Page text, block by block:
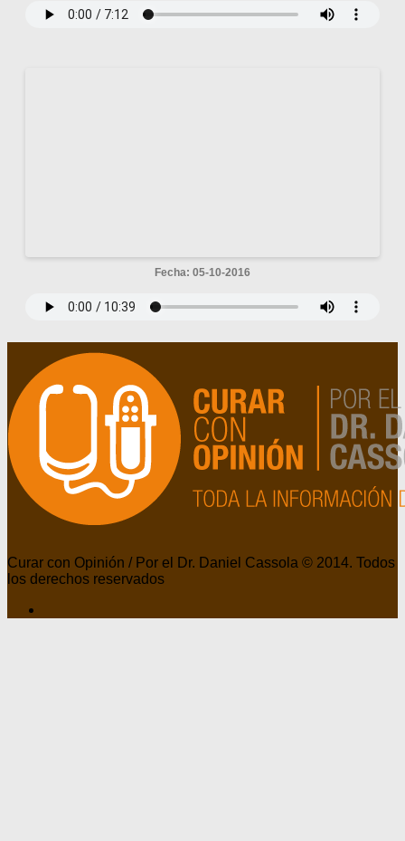
Fecha: 05-10-2016
Curar con Opinión / Por el Dr. Daniel Cassola © 2014. Todos
los derechos reservados